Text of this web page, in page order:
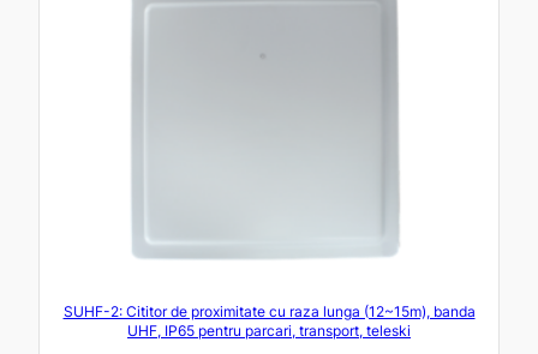
SUHF-2: Cititor de proximitate cu raza lunga (12~15m), banda
UHF, IP65 pentru parcari, transport, teleski